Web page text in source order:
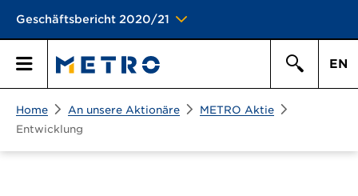
Geschäftsbericht 2020/21
Hauptmen\u00fc Suche
EN
Home An unsere Aktionäre
METRO Aktie
Entwicklung